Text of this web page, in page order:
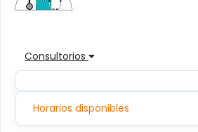
Consultorios
Horarios disponibles